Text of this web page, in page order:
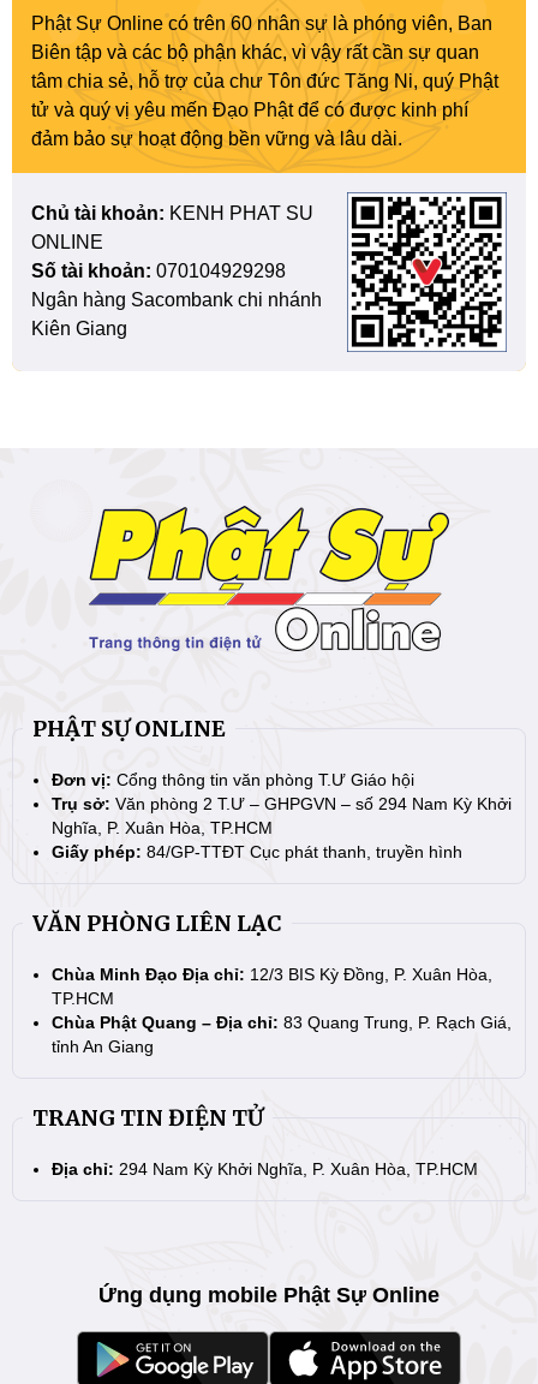
Phật Sự Online có trên 60 nhân sự là phóng viên, Ban
Biên tập và các bộ phận khác, vì vậy rất cần sự quan
tâm chia sẻ, hỗ trợ của chư Tôn đức Tăng Ni, quý Phật
tử và quý vị yêu mến Đạo Phật để có được kinh phí
đảm bảo sự hoạt động bền vững và lâu dài.
Chủ tài khoản: KENH PHAT SU
ONLINE
Số tài khoản: 070104929298
Ngân hàng Sacombank chi nhánh
Kiên Giang
PHẬT SỰ ONLINE
Đơn vị: Cổng thông tin văn phòng T.Ư Giáo hội
Trụ sở: Văn phòng 2 T.Ư – GHPGVN – số 294 Nam Kỳ Khởi
Nghĩa, P. Xuân Hòa, TP.HCM
Giấy phép: 84/GP-TTĐT Cục phát thanh, truyền hình
VĂN PHÒNG LIÊN LẠC
Chùa Minh Đạo Địa chỉ: 12/3 BIS Kỳ Đồng, P. Xuân Hòa,
TP.HCM
Chùa Phật Quang – Địa chỉ: 83 Quang Trung, P. Rạch Giá,
tỉnh An Giang
TRANG TIN ĐIỆN TỬ
Địa chỉ: 294 Nam Kỳ Khởi Nghĩa, P. Xuân Hòa, TP.HCM
Ứng dụng mobile Phật Sự Online